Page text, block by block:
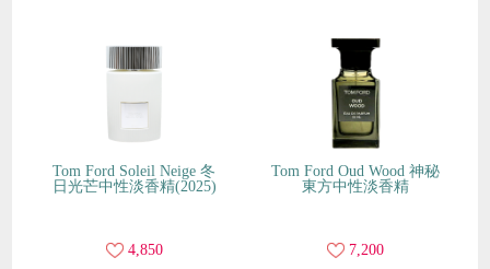
Tom Ford Soleil Neige 冬
日光芒中性淡香精(2025)
4,850
Tom Ford Oud Wood 神秘
東方中性淡香精
7,200